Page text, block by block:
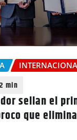
sellan el
que